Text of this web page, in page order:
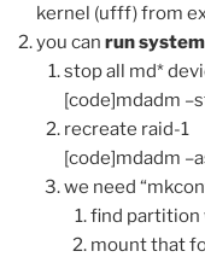
kernel (ufff) from
you can run system
stop all md*
[code]mdadm
recreate raid-1
[code]mdadm
we need
​find partition
mount that